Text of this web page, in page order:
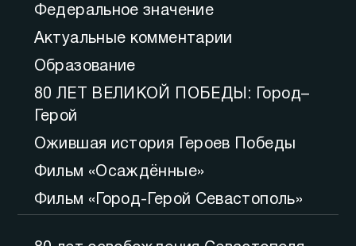
Федеральное значение
Актуальные комментарии
Образование
80 ЛЕТ ВЕЛИКОЙ ПОБЕДЫ: Город–
Герой
Ожившая история Героев Победы
Фильм «Осаждённые»
Фильм «Город-Герой Севастополь»